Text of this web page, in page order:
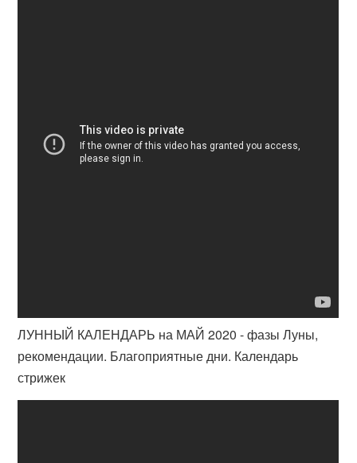
ЛУННЫЙ КАЛЕНДАРЬ на МАЙ 2020 - фазы Луны,
рекомендации. Благоприятные дни. Календарь
стрижек